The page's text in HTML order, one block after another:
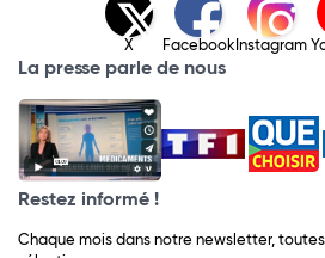
X Facebook Instagram
La presse parle de nous
Restez informé !
Chaque mois dans notre newsletter,